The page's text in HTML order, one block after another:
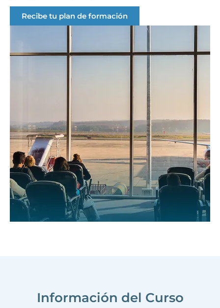
Recibe tu plan de formación
Información del Curso